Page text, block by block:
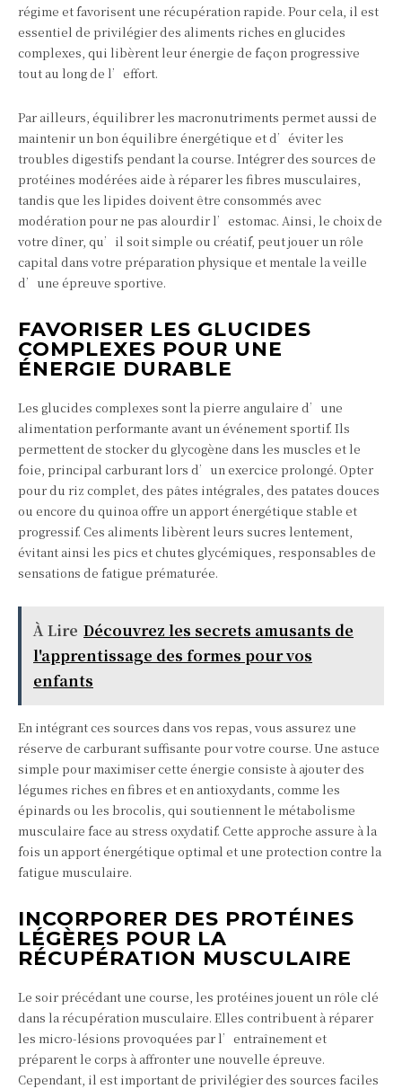
régime et favorisent une récupération rapide. Pour cela, il est
essentiel de privilégier des aliments riches en glucides
complexes, qui libèrent leur énergie de façon progressive
tout au long de l’effort.
Par ailleurs, équilibrer les macronutriments permet aussi de
maintenir un bon équilibre énergétique et d’éviter les
troubles digestifs pendant la course. Intégrer des sources de
protéines modérées aide à réparer les fibres musculaires,
tandis que les lipides doivent être consommés avec
modération pour ne pas alourdir l’estomac. Ainsi, le choix de
votre dîner, qu’il soit simple ou créatif, peut jouer un rôle
capital dans votre préparation physique et mentale la veille
d’une épreuve sportive.
FAVORISER LES GLUCIDES
COMPLEXES POUR UNE
ÉNERGIE DURABLE
Les glucides complexes sont la pierre angulaire d’une
alimentation performante avant un événement sportif. Ils
permettent de stocker du glycogène dans les muscles et le
foie, principal carburant lors d’un exercice prolongé. Opter
pour du riz complet, des pâtes intégrales, des patates douces
ou encore du quinoa offre un apport énergétique stable et
progressif. Ces aliments libèrent leurs sucres lentement,
évitant ainsi les pics et chutes glycémiques, responsables de
sensations de fatigue prématurée.
À Lire Découvrez les secrets amusants de
l'apprentissage des formes pour vos
enfants
En intégrant ces sources dans vos repas, vous assurez une
réserve de carburant suffisante pour votre course. Une astuce
simple pour maximiser cette énergie consiste à ajouter des
légumes riches en fibres et en antioxydants, comme les
épinards ou les brocolis, qui soutiennent le métabolisme
musculaire face au stress oxydatif. Cette approche assure à la
fois un apport énergétique optimal et une protection contre la
fatigue musculaire.
INCORPORER DES PROTÉINES
LÉGÈRES POUR LA
RÉCUPÉRATION MUSCULAIRE
Le soir précédant une course, les protéines jouent un rôle clé
dans la récupération musculaire. Elles contribuent à réparer
les micro-lésions provoquées par l’entraînement et
préparent le corps à affronter une nouvelle épreuve.
Cependant, il est important de privilégier des sources faciles